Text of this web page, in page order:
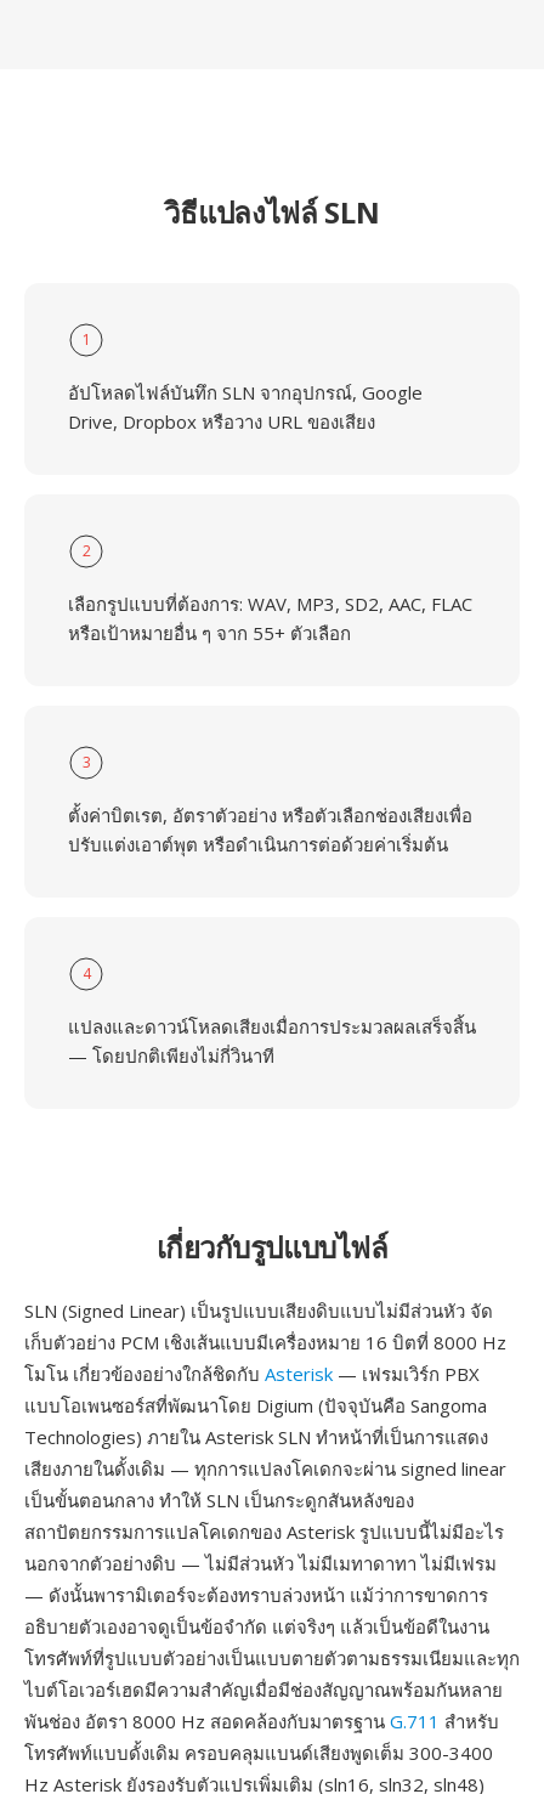
วิธีแปลงไฟล์ SLN
1
อัปโหลดไฟล์บันทึก SLN จากอุปกรณ์, Google
Drive, Dropbox หรือวาง URL ของเสียง
2
เลือกรูปแบบที่ต้องการ: WAV, MP3, SD2, AAC, FLAC
หรือเป้าหมายอื่น ๆ จาก 55+ ตัวเลือก
3
ตั้งค่าบิตเรต, อัตราตัวอย่าง หรือตัวเลือกช่องเสียงเพื่อ
ปรับแต่งเอาต์พุต หรือดำเนินการต่อด้วยค่าเริ่มต้น
4
แปลงและดาวน์โหลดเสียงเมื่อการประมวลผลเสร็จสิ้น
— โดยปกติเพียงไม่กี่วินาที
เกี่ยวกับรูปแบบไฟล์
SLN (Signed Linear) เป็นรูปแบบเสียงดิบแบบไม่มีส่วนหัว จัด
เก็บตัวอย่าง PCM เชิงเส้นแบบมีเครื่องหมาย 16 บิตที่ 8000 Hz
โมโน เกี่ยวข้องอย่างใกล้ชิดกับ Asterisk — เฟรมเวิร์ก PBX
แบบโอเพนซอร์สที่พัฒนาโดย Digium (ปัจจุบันคือ Sangoma
Technologies) ภายใน Asterisk SLN ทำหน้าที่เป็นการแสดง
เสียงภายในดั้งเดิม — ทุกการแปลงโคเดกจะผ่าน signed linear
เป็นขั้นตอนกลาง ทำให้ SLN เป็นกระดูกสันหลังของ
สถาปัตยกรรมการแปลโคเดกของ Asterisk รูปแบบนี้ไม่มีอะไร
นอกจากตัวอย่างดิบ — ไม่มีส่วนหัว ไม่มีเมทาดาทา ไม่มีเฟรม
— ดังนั้นพารามิเตอร์จะต้องทราบล่วงหน้า แม้ว่าการขาดการ
อธิบายตัวเองอาจดูเป็นข้อจำกัด แต่จริงๆ แล้วเป็นข้อดีในงาน
โทรศัพท์ที่รูปแบบตัวอย่างเป็นแบบตายตัวตามธรรมเนียมและทุก
ไบต์โอเวอร์เฮดมีความสำคัญเมื่อมีช่องสัญญาณพร้อมกันหลาย
พันช่อง อัตรา 8000 Hz สอดคล้องกับมาตรฐาน G.711 สำหรับ
โทรศัพท์แบบดั้งเดิม ครอบคลุมแบนด์เสียงพูดเต็ม 300-3400
Hz Asterisk ยังรองรับตัวแปรเพิ่มเติม (sln16, sln32, sln48)